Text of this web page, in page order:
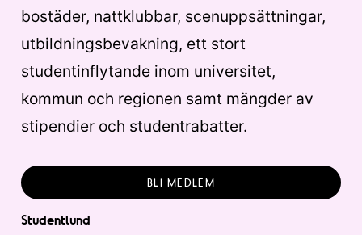
bostäder, nattklubbar, scenuppsättningar,
utbildningsbevakning, ett stort
studentinflytande inom universitet,
kommun och regionen samt mängder av
stipendier och studentrabatter.
BLI MEDLEM
Studentlund